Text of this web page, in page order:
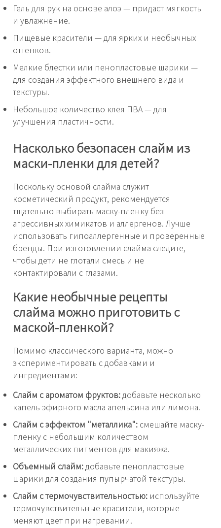
Гель для рук на основе алоэ — придаст мягкость
и увлажнение.
Пищевые красители — для ярких и необычных
оттенков.
Мелкие блестки или пенопластовые шарики —
для создания эффектного внешнего вида и
текстуры.
Небольшое количество клея ПВА — для
улучшения пластичности.
Насколько безопасен слайм из
маски-пленки для детей?
Поскольку основой слайма служит
косметический продукт, рекомендуется
тщательно выбирать маску-пленку без
агрессивных химикатов и аллергенов. Лучше
использовать гипоаллергенные и проверенные
бренды. При изготовлении слайма следите,
чтобы дети не глотали смесь и не
контактировали с глазами.
Какие необычные рецепты
слайма можно приготовить с
маской-пленкой?
Помимо классического варианта, можно
экспериментировать с добавками и
ингредиентами:
Слайм с ароматом фруктов: добавьте несколько
капель эфирного масла апельсина или лимона.
Слайм с эффектом "металлика": смешайте маску-
пленку с небольшим количеством
металлических пигментов для макияжа.
Объемный слайм: добавьте пенопластовые
шарики для создания пупырчатой текстуры.
Слайм с термочувствительностью: используйте
термочувствительные красители, которые
меняют цвет при нагревании.